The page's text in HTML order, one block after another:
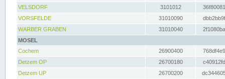
VELSDORF
3101012
VORSFELDE
31010090
WARBER GRABEN
31010040
MOSEL
Cochem
26900400
Detzem OP
26700180
Detzem UP
26700200